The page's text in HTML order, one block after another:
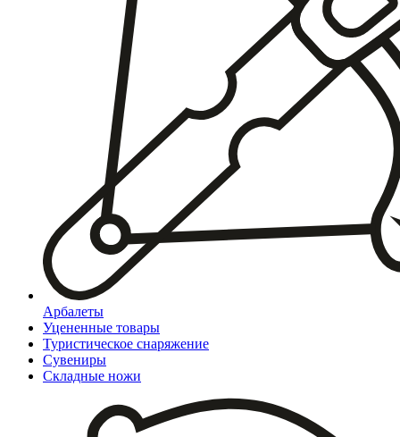
Арбалеты
Уцененные товары
Туристическое снаряжение
Сувениры
Складные ножи